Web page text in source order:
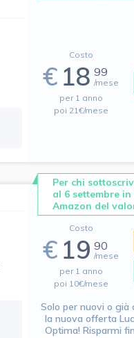
Costo
€ 18 99
/mese
per 1 anno
poi 21€/mese
Per chi
al 6 settembre
Amazon del
Costo
€ 19 90
/mese
per 1 anno
poi 10€/mese
Solo per nuovi o già
la nuova offerta
Optima! Risparmi